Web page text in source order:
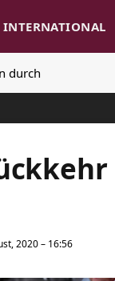
INTERNATIONAL
durch
2020 – 16:56